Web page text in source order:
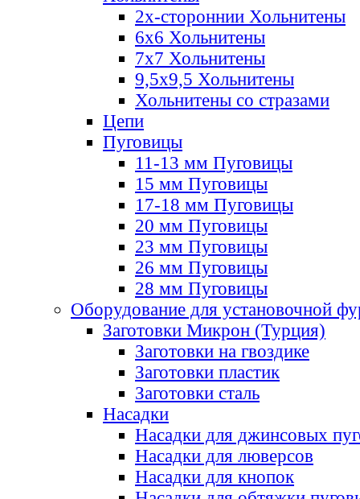
2х-стороннии Хольнитены
6х6 Хольнитены
7х7 Хольнитены
9,5х9,5 Хольнитены
Хольнитены со стразами
Цепи
Пуговицы
11-13 мм Пуговицы
15 мм Пуговицы
17-18 мм Пуговицы
20 мм Пуговицы
23 мм Пуговицы
26 мм Пуговицы
28 мм Пуговицы
Оборудование для установочной
Заготовки Микрон (Турция)
Заготовки на гвоздике
Заготовки пластик
Заготовки сталь
Насадки
Насадки для джинсовых
Насадки для люверсов
Насадки для кнопок